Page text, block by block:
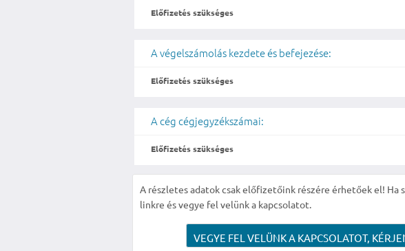
Előfizetés szükséges
A végelszámolás kezdete és befejezése:
Előfizetés szükséges
A cég cégjegyzékszámai:
Előfizetés szükséges
A részletes adatok csak előfizetőink részére érhetőek el!
linkre és vegye fel velünk a kapcsolatot.
VEGYE FEL VELÜNK A KAPCSOLATOT,